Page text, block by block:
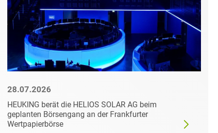
28.07.2026
HEUKING berät die HELIOS SOLAR AG beim
geplanten Börsengang an der Frankfurter
Wertpapierbörse